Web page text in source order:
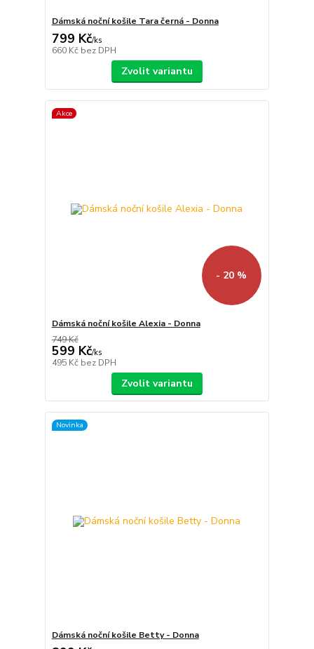
Dámská noční košile Tara černá - Donna
799 Kč/ks
660 Kč bez DPH
Zvolit variantu
Akce
- 20 %
Dámská noční košile Alexia - Donna
749 Kč
599 Kč/ks
495 Kč bez DPH
Zvolit variantu
Novinka
Dámská noční košile Betty - Donna